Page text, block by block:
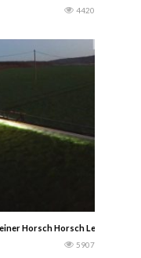
4420
Horsch Horsch Leeb 8 GS —
5907